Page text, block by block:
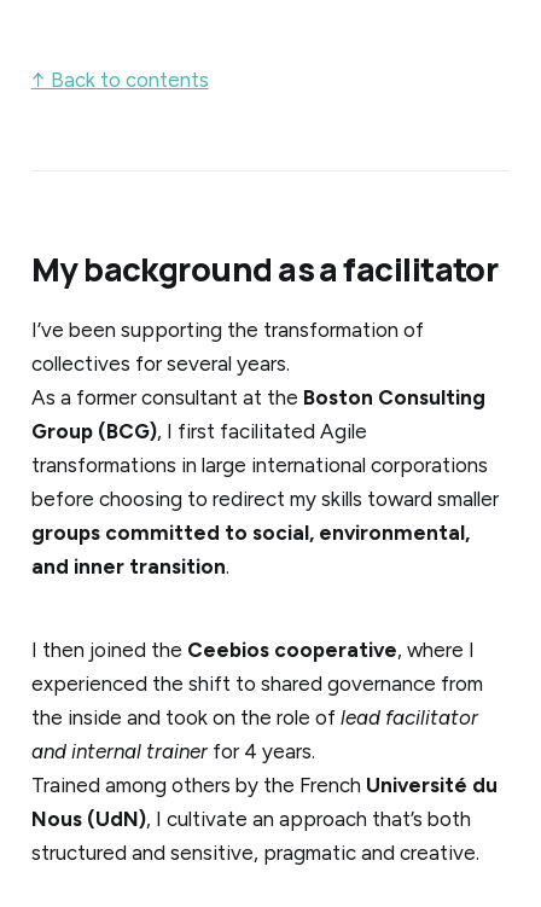
↑ Back to contents
My background as a facilitator
I’ve been supporting the transformation of
collectives for several years.
As a former consultant at the Boston Consulting
Group (BCG), I first facilitated Agile
transformations in large international corporations
before choosing to redirect my skills toward smaller
groups committed to social, environmental,
and inner transition.
I then joined the Ceebios cooperative, where I
experienced the shift to shared governance from
the inside and took on the role of lead facilitator
and internal trainerfor 4 years.
Trained among others by the French Université du
Nous (UdN), I cultivate an approach that’s both
structured and sensitive, pragmatic and creative.